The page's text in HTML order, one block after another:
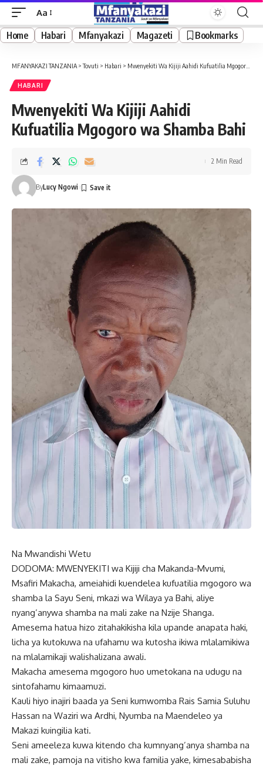
Font
Resizer
Aa
Home Habari Mfanyakazi Magazeti Bookmarks
MFANYAKAZI TANZANIA >Tovuti > Habari > Mwenyekiti Wa Kijiji Aahidi Kufuatilia Mgogoro wa Shamba Bahi
HABARI
Mwenyekiti Wa Kijiji Aahidi
Kufuatilia Mgogoro wa Shamba Bahi
ByLucy Ngowi
2 Min Read
Na Mwandishi Wetu
DODOMA: MWENYEKITI wa Kijiji cha Makanda-Mvumi,
Msafiri Makacha, ameiahidi kuendelea kufuatilia mgogoro wa
shamba la Sayu Seni, mkazi wa Wilaya ya Bahi, aliye
nyang’anywa shamba na mali zake na Nzije Shanga.
Amesema hatua hizo zitahakikisha kila upande anapata haki,
licha ya kutokuwa na ufahamu wa kutosha ikiwa mlalamikiwa
na mlalamikaji walishalizana awali.
Makacha amesema mgogoro huo umetokana na udugu na
sintofahamu kimaamuzi.
Kauli hiyo inajiri baada ya Seni kumwomba Rais Samia Suluhu
Hassan na Waziri wa Ardhi, Nyumba na Maendeleo ya
Makazi kuingilia kati.
Seni ameeleza kuwa kitendo cha kumnyang’anya shamba na
mali zake, pamoja na vitisho kwa familia yake, kimesababisha